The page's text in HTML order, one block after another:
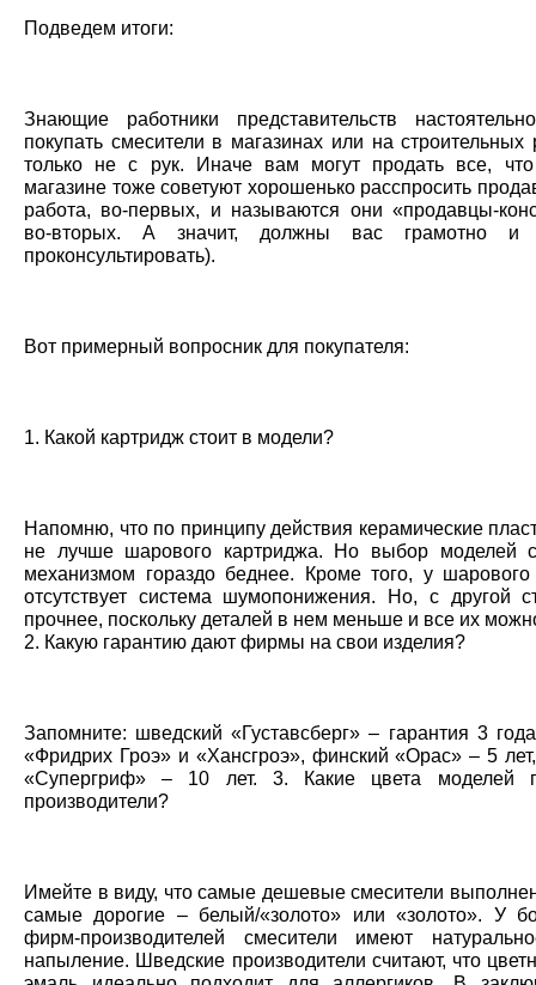
Подведем итоги:
Знающие работники представительств
покупать смесители в магазинах или на
только не с рук. Иначе вам могут продать все,
магазине тоже советуют хорошенько расспросить
работа, во-первых, и называются они «продавцы-
во-вторых. А значит, должны вас грамотно и
проконсультировать).
Вот примерный вопросник для покупателя:
1. Какой картридж стоит в модели?
Напомню, что по принципу действия керамические
не лучше шарового картриджа. Но выбор моделей
механизмом гораздо беднее. Кроме того, у шарового
отсутствует система шумопонижения. Но, с другой
прочнее, поскольку деталей в нем меньше и все их
2. Какую гарантию дают фирмы на свои изделия?
Запомните: шведский «Густавсберг» – гарантия 3
«Фридрих Гроэ» и «Хансгроэ», финский «Орас» – 5
«Супергриф» – 10 лет. 3. Какие цвета моделей
производители?
Имейте в виду, что самые дешевые смесители
самые дорогие – белый/«золото» или «золото». У
фирм-производителей смесители имеют
напыление. Шведские производители считают, что